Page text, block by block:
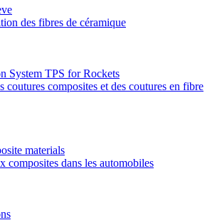
des fibres de céramique
coutures composites et des coutures en fibre
composites dans les automobiles